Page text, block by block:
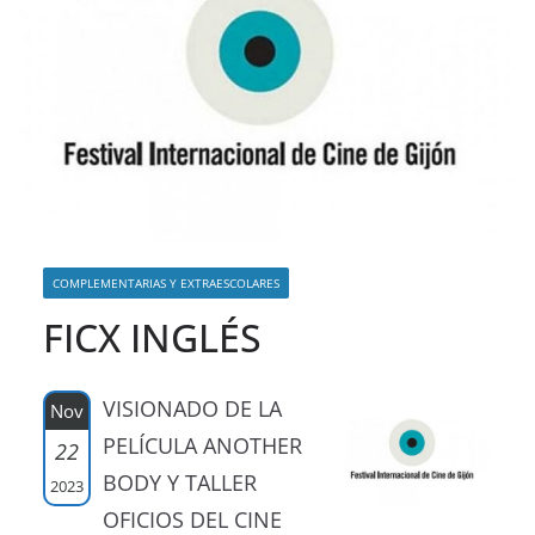
COMPLEMENTARIAS Y EXTRAESCOLARES
FICX INGLÉS
Nov
22
2023
VISIONADO DE LA
PELÍCULA ANOTHER
BODY Y TALLER
OFICIOS DEL CINE